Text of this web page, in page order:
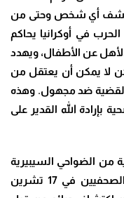
كشف أي شخص وحتى من
في أوكرانيا يحاكم
عن الأطفال، ويهدد
لا يمكن أن يعتقل من
القضية ضد مجهول. وهذه
الله القدير على
الضواحي السيبيرية
للرئيس بوتين، في اللقاء السنوي مع الصحفيين في 17 تشرين